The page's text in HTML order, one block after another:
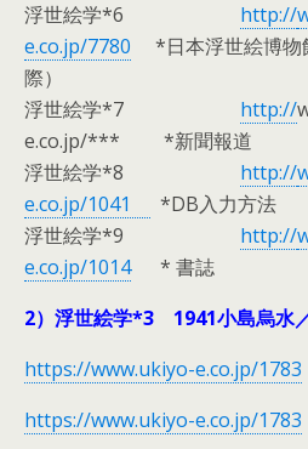
浮世絵学*6 http://
e.co.jp/7780 *日本浮世絵博物
際）
浮世絵学*7 http://
e.co.jp/*** *新聞報道
浮世絵学*8 http://
e.co.jp/1041
*DB入力方法
浮世絵学*9 http://
e.co.jp/1014* 書誌
2）浮世絵学*3 1941小島烏水
https://www.ukiyo-e.co.jp/1783
https://www.ukiyo-e.co.jp/1783